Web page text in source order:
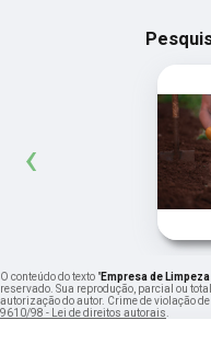
‹
O conteúdo do texto "Empresa de
reservado. Sua reprodução, parcial ou
autorização do autor. Crime de violação
9610/98 - Lei de direitos autorais